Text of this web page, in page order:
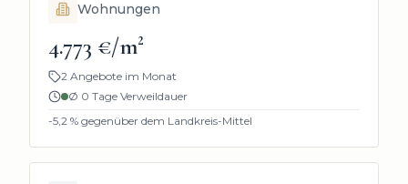
Wohnungen
4.773 €/m²
2 Angebote im Monat
Ø 0 Tage Verweildauer
-5,2 % gegenüber dem Landkreis-Mittel